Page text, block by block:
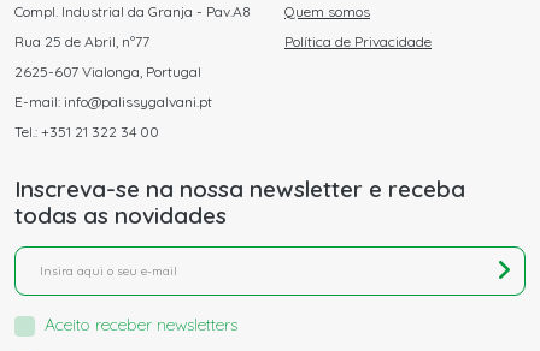
Compl. Industrial da Granja - Pav.A8
Rua 25 de Abril, nº77
2625-607 Vialonga, Portugal
E-mail: info@palissygalvani.pt
Tel.: +351 21 322 34 00
Quem somos
Política de Privacidade
Inscreva-se na nossa newsletter e receba
todas as novidades
Aceito receber newsletters